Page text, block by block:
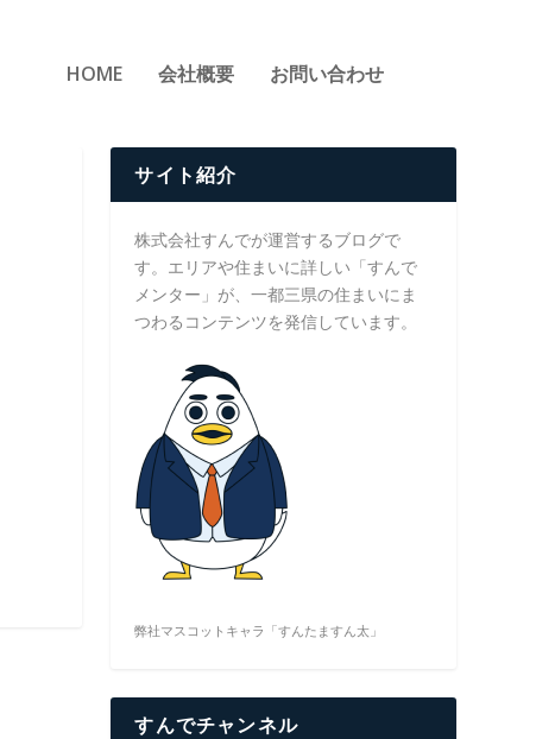
HOME 会社概要 お問い合わせ
サイト紹介
株式会社すんでが運営するブログで
す。エリアや住まいに詳しい「すんで
メンター」が、一都三県の住まいにま
つわるコンテンツを発信しています。
弊社マスコットキャラ「すんたますん太」
すんでチャンネル